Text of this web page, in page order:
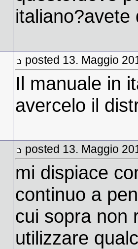
italiano?avete
posted 13. Maggio
Il manuale in
avercelo il
posted 13. Maggio
mi dispiace
continuo a
cui sopra non
utilizzare